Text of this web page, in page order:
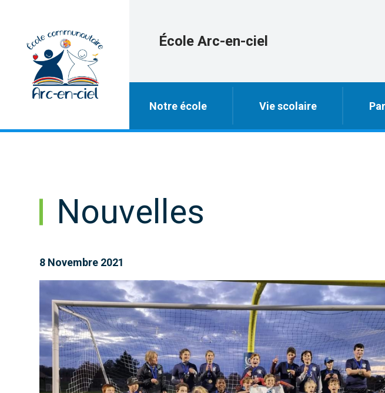
École Arc-en-ciel
Notre école Vie scolaire
Nouvelles
8 Novembre 2021